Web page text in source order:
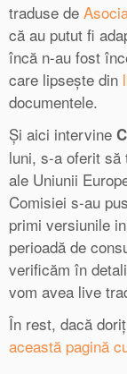
traduse de
că au putut fi
încă n-au fost
care lipsește din
documentele.
Și aici intervine
luni, s-a oferit
ale Uniunii
Comisiei s-au
primi versiunile
perioadă de
verificăm în
vom avea live
În rest, dacă
această pagină